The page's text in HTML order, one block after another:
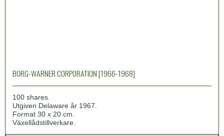
BORG-WARNER CORPORATION [1966-1968]
100 shares.
Utgiven Delaware år 1967.
Format 30 x 20 cm.
Växellådstillverkare.